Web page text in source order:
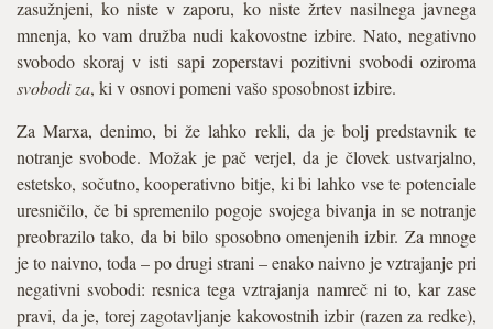
zasužnjeni, ko niste v zaporu, ko niste žrtev nasilnega javnega
mnenja, ko vam družba nudi kakovostne izbire. Nato, negativno
svobodo skoraj v isti sapi zoperstavi pozitivni svobodi oziroma
svobodi za, ki v osnovi pomeni vašo sposobnost izbire.
Za Marxa, denimo, bi že lahko rekli, da je bolj predstavnik te
notranje svobode. Možak je pač verjel, da je človek ustvarjalno,
estetsko, sočutno, kooperativno bitje, ki bi lahko vse te potenciale
uresničilo, če bi spremenilo pogoje svojega bivanja in se notranje
preobrazilo tako, da bi bilo sposobno omenjenih izbir. Za mnoge
je to naivno, toda – po drugi strani – enako naivno je vztrajanje pri
negativni svobodi: resnica tega vztrajanja namreč ni to, kar zase
pravi, da je, torej zagotavljanje kakovostnih izbir (razen za redke),